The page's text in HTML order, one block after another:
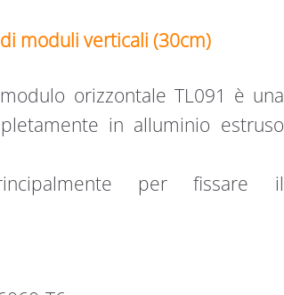
moduli verticali (30cm)
orizzontale TL091 è una
in alluminio estruso
per fissare il